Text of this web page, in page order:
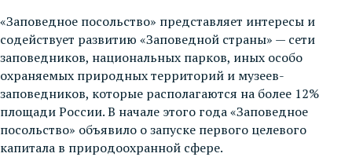
«Заповедное посольство» представляет интересы и
содействует развитию «Заповедной страны» — сети
заповедников, национальных парков, иных особо
охраняемых природных территорий и музеев-
заповедников, которые располагаются на более 12%
площади России. В начале этого года «Заповедное
посольство» объявило о запуске первого целевого
капитала в природоохранной сфере.